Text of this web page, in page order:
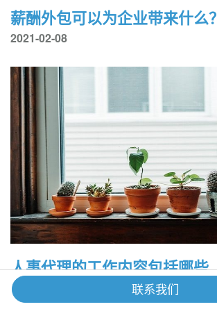
薪酬外包可以为企业带来什么？
2021-02-08
人事代理的工作内容包括哪些
2021-02-07 联系我们